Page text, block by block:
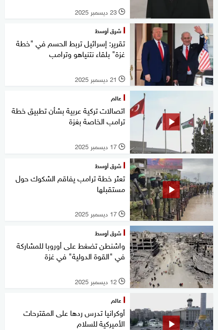
l 23 ديسمبر 2025
شرق أوسط
تقرير: إسرائيل تربط الحسم في "خطة
غزة" بلقاء نتنياهو وترامب
l 21 ديسمبر 2025
عالم
اتصالات تركية عربية بشأن تطبيق خطة
ترامب الخاصة بغزة
l 17 ديسمبر 2025
شرق أوسط
تعثر خطة ترامب يفاقم الشكوك حول
مستقبلها
l 17 ديسمبر 2025
شرق أوسط
واشنطن تضغط على أوروبا للمشاركة
في "القوة الدولية" في غزة
l 12 ديسمبر 2025
عالم
أوكرانيا تدرس ردها على المقترحات
الأميركية للسلام